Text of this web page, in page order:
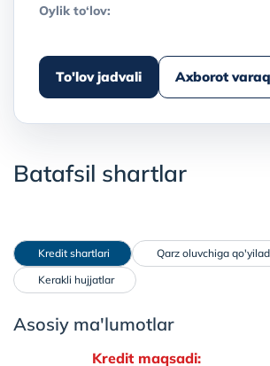
Oylik to‘lov:
To'lov jadvali Axborot
Batafsil shartlar
Kredit shartlari
Qarz oluvchiga
Kerakli hujjatlar
Asosiy ma'lumotlar
Kredit maqsadi: